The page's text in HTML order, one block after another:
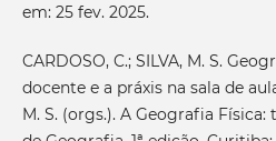
em: 25 fev. 2025.
CARDOSO, C.; SILVA, M. S.
docente e a práxis na sala de
M. S. (orgs.). A Geografia